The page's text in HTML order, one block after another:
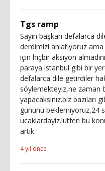
Tgs ramp
Sayın başkan defalarca
derdimizi anlatıyoruz
için hiçbir aksiyon
paraya istanbul gibi bir
defalarca dile getirdiler
söylemekteyiz,ne zaman
yapacaksınız.biz
gününü beklemiyoruz,24
ucaklardayiz.lutfen bu
artik
4 yıl önce